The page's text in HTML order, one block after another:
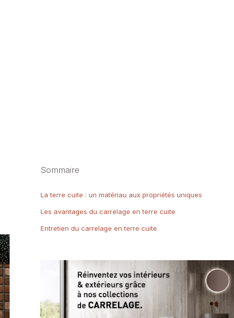
Sommaire
La terre cuite : un matériau aux propriétés uniques
Les avantages du carrelage en terre cuite
Entretien du carrelage en terre cuite